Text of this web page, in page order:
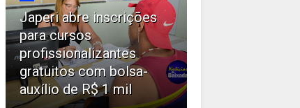
Japeri abre inscrições
para cursos
profissionalizantes
gratuitos com bolsa-
auxílio de R$ 1 mil